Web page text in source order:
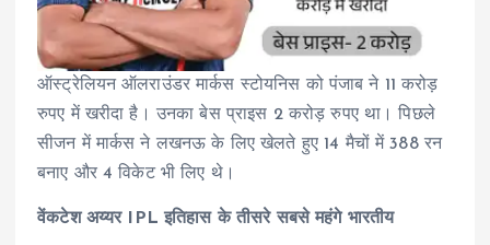
ऑस्ट्रेलियन ऑलराउंडर मार्कस स्टोयनिस को पंजाब ने 11 करोड़
रुपए में खरीदा है। उनका बेस प्राइस 2 करोड़ रुपए था। पिछले
सीजन में मार्कस ने लखनऊ के लिए खेलते हुए 14 मैचों में 388 रन
बनाए और 4 विकेट भी लिए थे।
वेंकटेश अय्यर IPL इतिहास के तीसरे सबसे महंगे भारतीय